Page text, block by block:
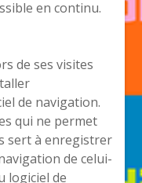
en continu.
de ses visites
de navigation.
qui ne permet
sert à enregistrer
de celui-
logiciel de